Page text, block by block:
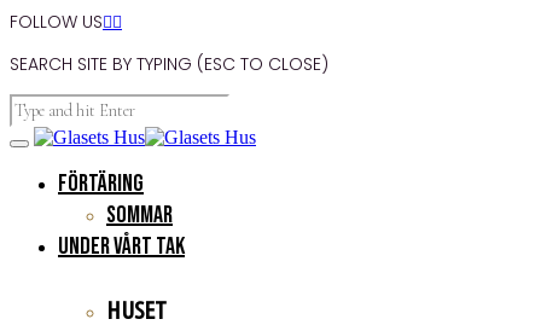
FOLLOW US
SEARCH SITE BY TYPING (ESC TO CLOSE)
FÖRTÄRING
Sommar
UNDER VÅRT TAK
HUSET